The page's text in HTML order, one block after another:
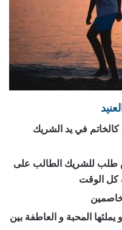
كالخاتم في يد الشريك
طلب للشريك الطالب على
كل الوقت
المحبة و العاطفة بين